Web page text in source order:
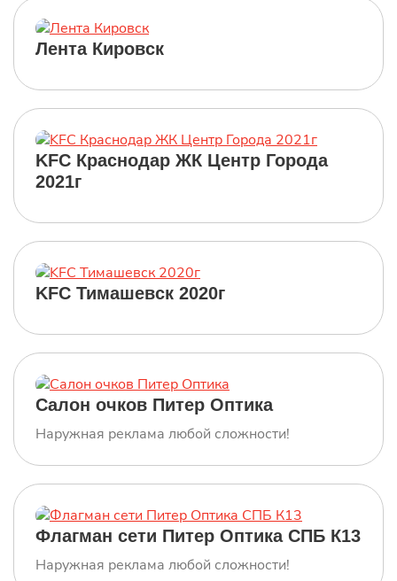
Лента Кировск
KFC Краснодар ЖК Центр Города
2021г
KFC Тимашевск 2020г
Салон очков Питер Оптика
Наружная реклама любой сложности!
Флагман сети Питер Оптика СПБ К13
Наружная реклама любой сложности!